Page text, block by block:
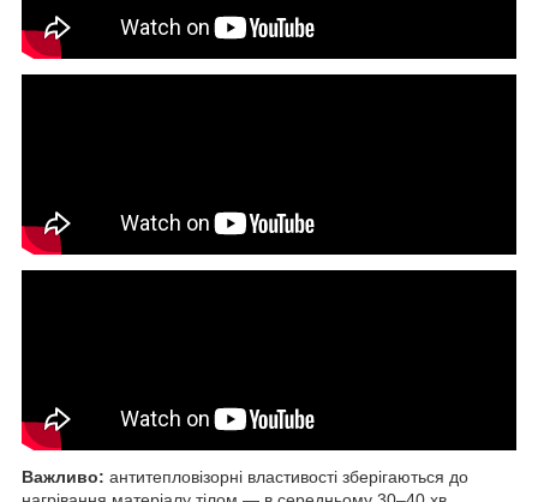
Важливо: антитепловізорні властивості зберігаються до